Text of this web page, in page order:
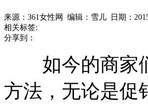
来源：361女性网 编辑：雪儿 日期：
相关标签:
分享到：
如今的商家们
方法，无论是促